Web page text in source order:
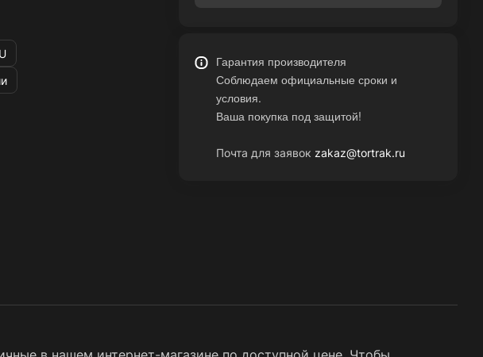
Гарантия производителя
Соблюдаем официальные сроки и
условия.
Ваша покупка под защитой!
Почта для заявок zakaz@tortrak.ru